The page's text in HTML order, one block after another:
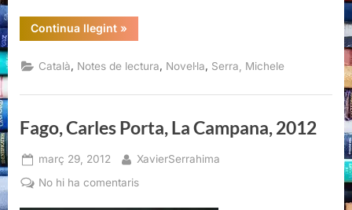
Continua llegint“Els
escarxofats,
Serra”
»
Català, Notes de lectura, Novel·la, Serra, Michele
Fago, Carles Porta, La Campana, 2012
Posted
on
març 29, 2012 By
XavierSerrahima
No hi ha comentarisa